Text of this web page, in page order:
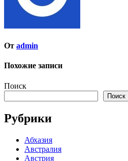
От admin
Похожие записи
Поиск
Поиск
Рубрики
Абхазия
Австралия
Австрия